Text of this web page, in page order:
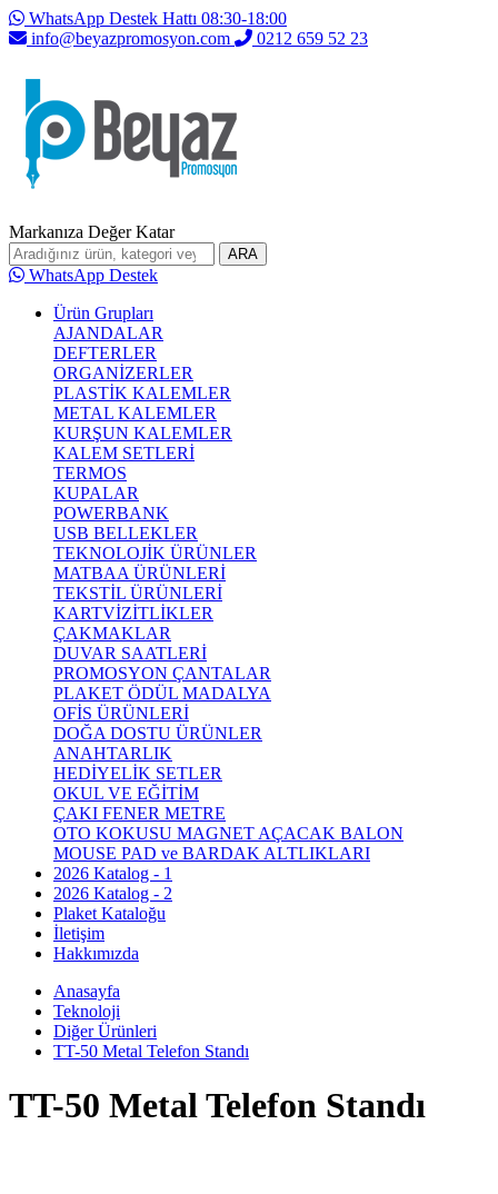
WhatsApp Destek Hattı 08:30-18:00
info@beyazpromosyon.com
0212 659 52 23
Markanıza Değer Katar
ARA
WhatsApp Destek
Ürün Grupları
AJANDALAR
DEFTERLER
ORGANİZERLER
PLASTİK KALEMLER
METAL KALEMLER
KURŞUN KALEMLER
KALEM SETLERİ
TERMOS
KUPALAR
POWERBANK
USB BELLEKLER
TEKNOLOJİK ÜRÜNLER
MATBAA ÜRÜNLERİ
TEKSTİL ÜRÜNLERİ
KARTVİZİTLİKLER
ÇAKMAKLAR
DUVAR SAATLERİ
PROMOSYON ÇANTALAR
PLAKET ÖDÜL MADALYA
OFİS ÜRÜNLERİ
DOĞA DOSTU ÜRÜNLER
ANAHTARLIK
HEDİYELİK SETLER
OKUL VE EĞİTİM
ÇAKI FENER METRE
OTO KOKUSU MAGNET AÇACAK BALON
MOUSE PAD ve BARDAK ALTLIKLARI
2026 Katalog - 1
2026 Katalog - 2
Plaket Kataloğu
İletişim
Hakkımızda
Anasayfa
Teknoloji
Diğer Ürünleri
TT-50 Metal Telefon Standı
TT-50 Metal Telefon Standı